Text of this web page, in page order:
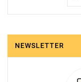
NEWSLETTER